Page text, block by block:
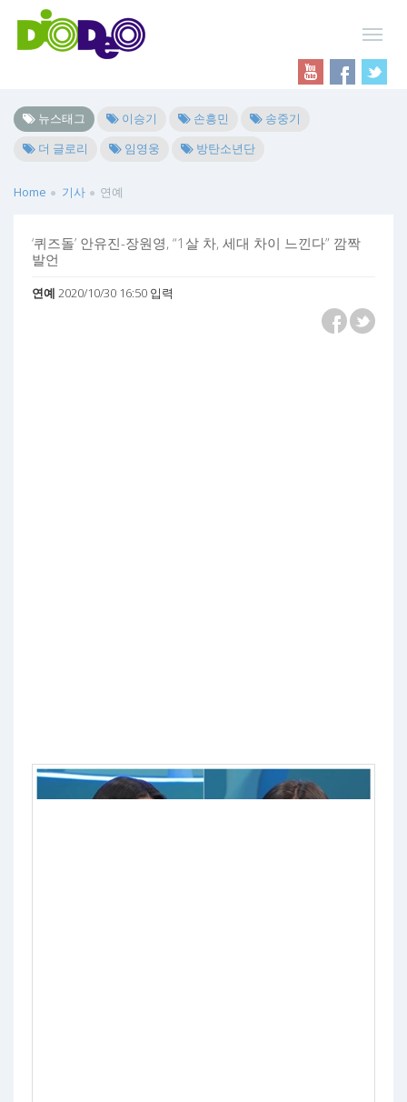
뉴스태그 이승기 손흥민
송중기
더 글로리
임영웅 방탄소년단
Home 기사 연예
‘퀴즈돌’ 안유진-장원영, “1살 차, 세대 차이 느낀다” 깜짝
발언
연예 2020/10/30 16:50 입력